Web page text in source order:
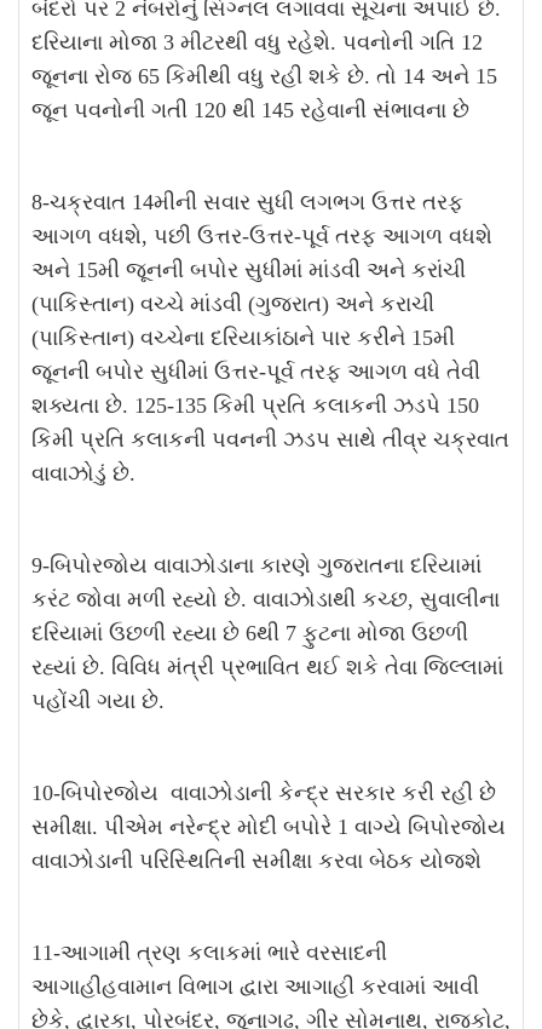
બંદરો પર 2 નંબરોનું સિગ્નલ લગાવવા સૂચના અપાઈ છે.
દરિયાના મોજા 3 મીટરથી વધુ રહેશે. પવનોની ગતિ 12
જૂનના રોજ 65 કિમીથી વધુ રહી શકે છે. તો 14 અને 15
જૂન પવનોની ગતી 120 થી 145 રહેવાની સંભાવના છે
8-ચક્રવાત 14મીની સવાર સુધી લગભગ ઉત્તર તરફ
આગળ વધશે, પછી ઉત્તર-ઉત્તર-પૂર્વ તરફ આગળ વધશે
અને 15મી જૂનની બપોર સુધીમાં માંડવી અને કરાંચી
(પાકિસ્તાન) વચ્ચે માંડવી (ગુજરાત) અને કરાચી
(પાકિસ્તાન) વચ્ચેના દરિયાકાંઠાને પાર કરીને 15મી
જૂનની બપોર સુધીમાં ઉત્તર-પૂર્વ તરફ આગળ વધે તેવી
શક્યતા છે. 125-135 કિમી પ્રતિ કલાકની ઝડપે 150
કિમી પ્રતિ કલાકની પવનની ઝડપ સાથે તીવ્ર ચક્રવાત
વાવાઝોડું છે.
9-બિપોરજોય વાવાઝોડાના કારણે ગુજરાતના દરિયામાં
કરંટ જોવા મળી રહ્યો છે. વાવાઝોડાથી કચ્છ, સુવાલીના
દરિયામાં ઉછળી રહ્યા છે 6થી 7 ફુટના મોજા ઉછળી
રહ્યાં છે. વિવિધ મંત્રી પ્રભાવિત થઈ શકે તેવા જિલ્લામાં
પહોંચી ગયા છે.
10-બિપોરજોય વાવાઝોડાની કેન્દ્ર સરકાર કરી રહી છે
સમીક્ષા. પીએમ નરેન્દ્ર મોદી બપોરે 1 વાગ્યે બિપોરજોય
વાવાઝોડાની પરિસ્થિતિની સમીક્ષા કરવા બેઠક યોજશે
11-આગામી ત્રણ કલાકમાં ભારે વરસાદની
આગાહીહવામાન વિભાગ દ્વારા આગાહી કરવામાં આવી
છેકે, દ્વારકા, પોરબંદર, જૂનાગઢ, ગીર સોમનાથ, રાજકોટ,